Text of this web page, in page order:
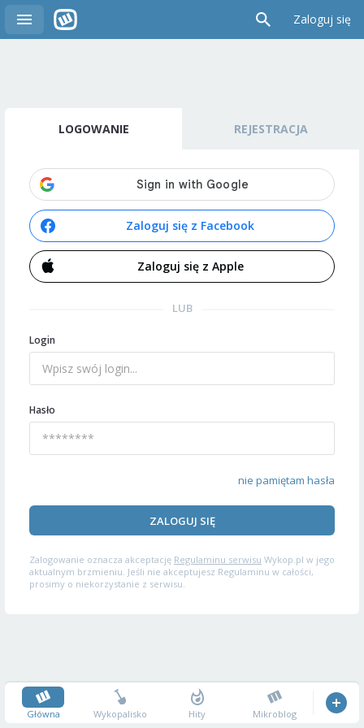
Zaloguj się
LOGOWANIE REJESTRACJA
Zaloguj się z Facebook
Zaloguj się z Apple
LUB
Login
Hasło
nie pamiętam hasła
ZALOGUJ SIĘ
Zalogowanie oznacza akceptację Regulaminu serwisu Wykop.pl w jego
aktualnym brzmieniu. Jeśli nie akceptujesz Regulaminu w całości,
prosimy o niekorzystanie z serwisu.
Główna Wykopalisko Hity Mikroblog